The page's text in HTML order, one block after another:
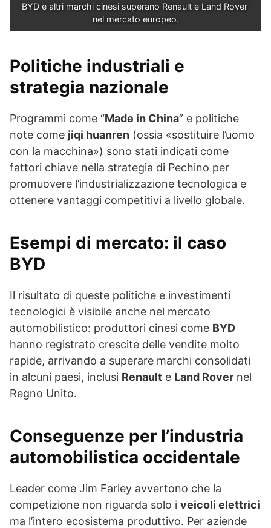
BYD e altri marchi cinesi superano Renault e Land Rover
nel mercato europeo.
Politiche industriali e
strategia nazionale
Programmi come “Made in China” e politiche
note come jiqi huanren (ossia «sostituire l’uomo
con la macchina») sono stati indicati come
fattori chiave nella strategia di Pechino per
promuovere l’industrializzazione tecnologica e
ottenere vantaggi competitivi a livello globale.
Esempi di mercato: il caso
BYD
Il risultato di queste politiche e investimenti
tecnologici è visibile anche nel mercato
automobilistico: produttori cinesi come BYD
hanno registrato crescite delle vendite molto
rapide, arrivando a superare marchi consolidati
in alcuni paesi, inclusi Renault e Land Rover nel
Regno Unito.
Conseguenze per l’industria
automobilistica occidentale
Leader come Jim Farley avvertono che la
competizione non riguarda solo i veicoli elettrici
ma l’intero ecosistema produttivo. Per aziende